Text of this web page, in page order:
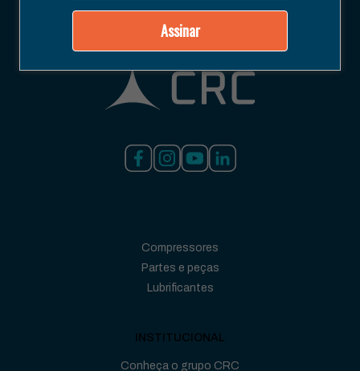
Assinar
Compressores
Partes e peças
Lubrificantes
INSTITUCIONAL
Conheça o grupo CRC